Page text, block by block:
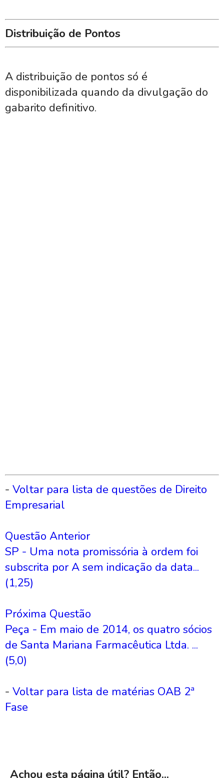
Distribuição de Pontos
A distribuição de pontos só é
disponibilizada quando da divulgação do
gabarito definitivo.
- Voltar para lista de questões de Direito
Empresarial
Questão Anterior
SP - Uma nota promissória à ordem foi
subscrita por A sem indicação da data...
(1,25)
Próxima Questão
Peça - Em maio de 2014, os quatro sócios
de Santa Mariana Farmacêutica Ltda. ...
(5,0)
- Voltar para lista de matérias OAB 2ª
Fase
Achou esta página útil? Então...